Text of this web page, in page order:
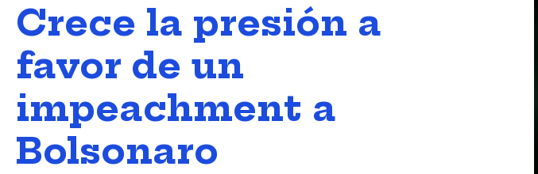
Crece la presión a
favor de un
impeachment a
Bolsonaro